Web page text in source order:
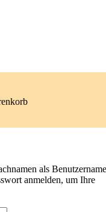
als
anmelden, um Ihre